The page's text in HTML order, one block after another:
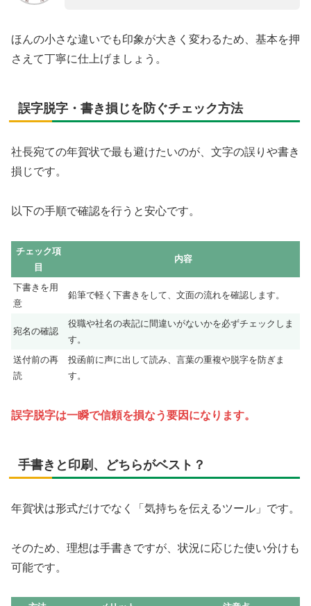
ほんの小さな違いでも印象が大きく変わるため、基本を押
さえて丁寧に仕上げましょう。
誤字脱字・書き損じを防ぐチェック方法
社長宛ての年賀状で最も避けたいのが、文字の誤りや書き
損じです。
以下の手順で確認を行うと安心です。
チェック項
目
内容
下書きを用
意
鉛筆で軽く下書きをして、文面の流れを確認します。
宛名の確認
役職や社名の表記に間違いがないかを必ずチェックしま
す。
送付前の再
読
投函前に声に出して読み、言葉の重複や脱字を防ぎま
す。
誤字脱字は一瞬で信頼を損なう要因になります。
手書きと印刷、どちらがベスト？
年賀状は形式だけでなく「気持ちを伝えるツール」です。
そのため、理想は手書きですが、状況に応じた使い分けも
可能です。